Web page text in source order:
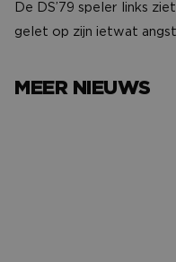
De DS’79 speler links
gelet op zijn ietwat
MEER NIEUWS